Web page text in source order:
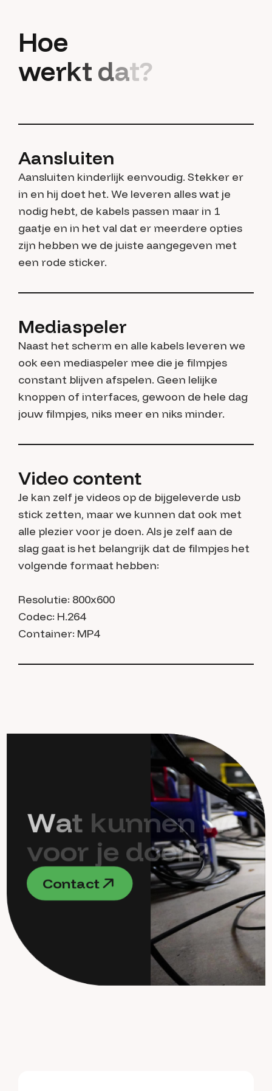
Hoe
werkt dat?
Aansluiten
Aansluiten kinderlijk eenvoudig. Stekker er
in en hij doet het. We leveren alles wat je
nodig hebt, de kabels passen maar in 1
gaatje en in het val dat er meerdere opties
zijn hebben we de juiste aangegeven met
een rode sticker.
Mediaspeler
Naast het scherm en alle kabels leveren we
ook een mediaspeler mee die je filmpjes
constant blijven afspelen. Geen lelijke
knoppen of interfaces, gewoon de hele dag
jouw filmpjes, niks meer en niks minder.
Video content
Je kan zelf je videos op de bijgeleverde usb
stick zetten, maar we kunnen dat ook met
alle plezier voor je doen. Als je zelf aan de
slag gaat is het belangrijk dat de filmpjes het
volgende formaat hebben:
Resolutie: 800x600
Codec: H.264
Container: MP4
Wat kunnen we
voor je doen?
Contact
Contact